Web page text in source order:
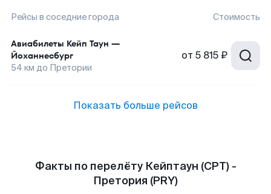
Рейсы в соседние города Стоимость
Авиабилеты Кейп Таун —
Йоханнесбург
54 км до Претории
от 5 815 ₽
Показать больше рейсов
Факты по перелёту Кейптаун (CPT) -
Претория (PRY)